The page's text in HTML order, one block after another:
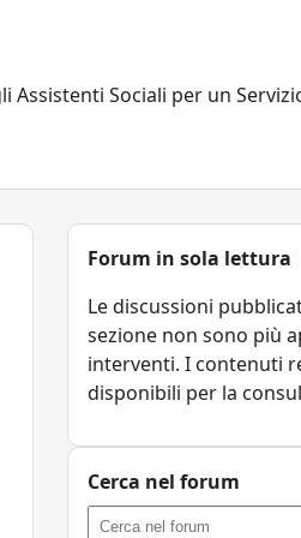
Assistenti Sociali per un
Forum in sola lettura
Le discussioni
sezione non sono più
interventi. I contenuti
disponibili per la
Cerca nel forum